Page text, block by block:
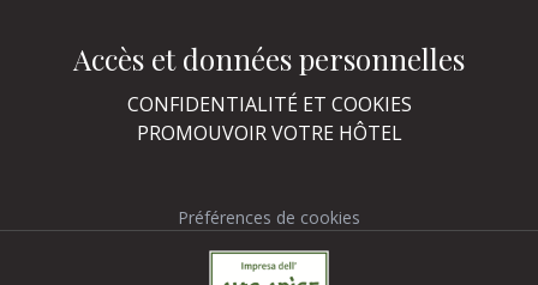
Accès et données personnelles
CONFIDENTIALITÉ ET COOKIES
PROMOUVOIR VOTRE HÔTEL
Préférences de cookies